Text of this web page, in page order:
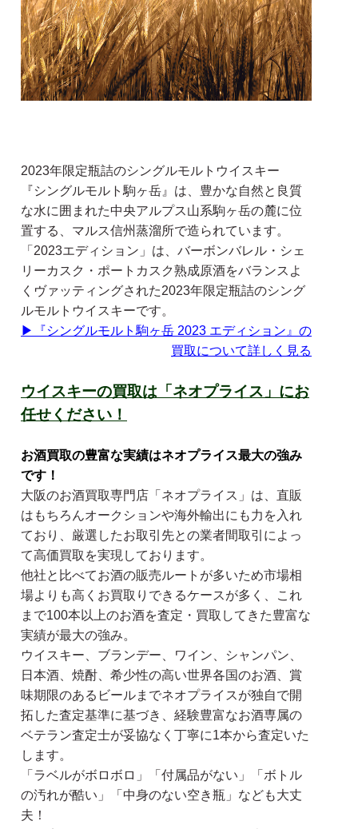
2023年限定瓶詰のシングルモルトウイスキー
『シングルモルト駒ヶ岳』は、豊かな自然と良質
な水に囲まれた中央アルプス山系駒ヶ岳の麓に位
置する、マルス信州蒸溜所で造られています。
「2023エディション」は、バーボンバレル・シェ
リーカスク・ポートカスク熟成原酒をバランスよ
くヴァッティングされた2023年限定瓶詰のシング
ルモルトウイスキーです。
▶『シングルモルト駒ヶ岳 2023 エディション』の
買取について詳しく見る
ウイスキーの買取は「ネオプライス」にお
任せください！
お酒買取の豊富な実績はネオプライス最大の強み
です！
大阪のお酒買取専門店「ネオプライス」は、直販
はもちろんオークションや海外輸出にも力を入れ
ており、厳選したお取引先との業者間取引によっ
て高価買取を実現しております。
他社と比べてお酒の販売ルートが多いため市場相
場よりも高くお買取りできるケースが多く、これ
まで100本以上のお酒を査定・買取してきた豊富な
実績が最大の強み。
ウイスキー、ブランデー、ワイン、シャンパン、
日本酒、焼酎、希少性の高い世界各国のお酒、賞
味期限のあるビールまでネオプライスが独自で開
拓した査定基準に基づき、経験豊富なお酒専属の
ベテラン査定士が妥協なく丁寧に1本から査定いた
します。
「ラベルがボロボロ」「付属品がない」「ボトル
の汚れが酷い」「中身のない空き瓶」なども大丈
夫！